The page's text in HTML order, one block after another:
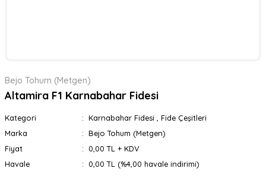
Bejo Tohum (Metgen)
Altamira F1 Karnabahar Fidesi
Kategori Karnabahar Fidesi
Fide Çeşitleri
Marka
Bejo Tohum (Metgen)
Fiyat
0,00 TL + KDV
Havale
0,00 TL (%4,00 havale indirimi)